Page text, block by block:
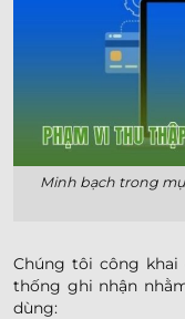
Minh bạch trong
Chúng tôi công
thống ghi nhận
dùng: